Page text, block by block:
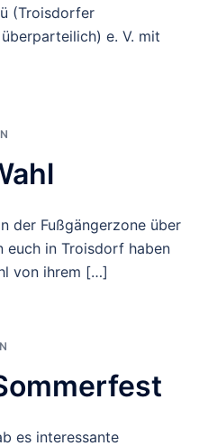
(Troisdorfer
e. V. mit
der Fußgängerzone über
euch in Troisdorf haben
von ihrem […]
es interessante